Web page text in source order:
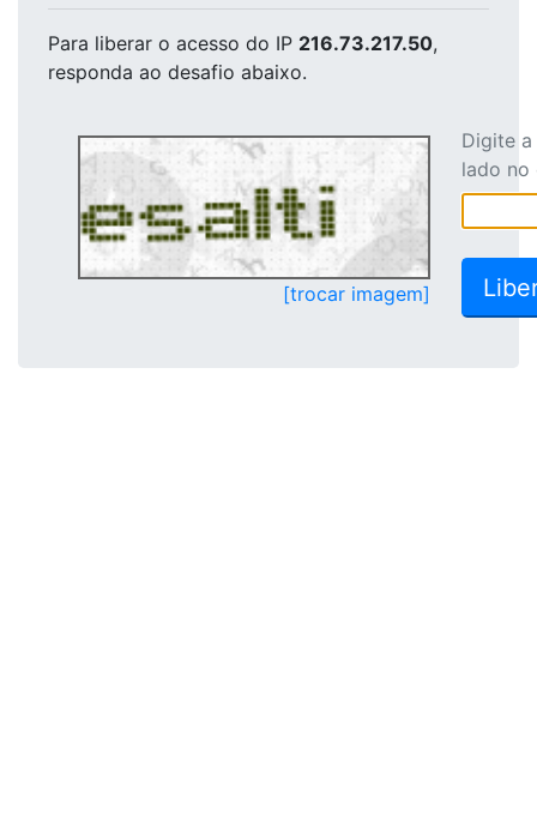
Para liberar o acesso do IP 216.73.217.50,
responda ao desafio abaixo.
[trocar imagem]
Digite
lado no